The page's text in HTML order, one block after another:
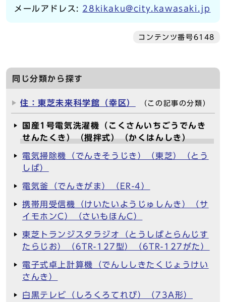
メールアドレス: 28kikaku@city.kawasaki.jp
コンテンツ番号6148
同じ分類から探す
住：東芝未来科学館（幸区） （この記事の分類）
国産1号電気洗濯機（こくさんいちごうでんき
せんたくき）（攪拌式）（かくはんしき）
電気掃除機（でんきそうじき）（東芝）（とう
しば）
電気釜（でんきがま）（ER-4）
携帯用受信機（けいたいようじゅしんき）（サ
イモホンC）（さいもほんC）
東芝トランジスタラジオ（とうしばとらんじす
たらじお）（6TR-127型）（6TR-127がた）
電子式卓上計算機（でんししきたくじょうけい
さんき）
白黒テレビ（しろくろてれび）（73A形）